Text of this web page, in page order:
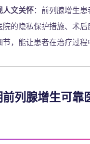
人文关怀：前列腺增生
的隐私保护措施、术后
，能让患者在治疗过程
列腺增生可靠